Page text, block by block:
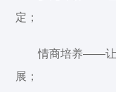
定；
情商培养——让
展；